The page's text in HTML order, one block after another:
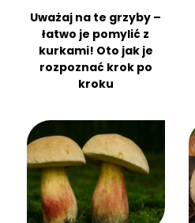
Uważaj na te grzyby –
łatwo je pomylić z
kurkami! Oto jak je
rozpoznać krok po
kroku